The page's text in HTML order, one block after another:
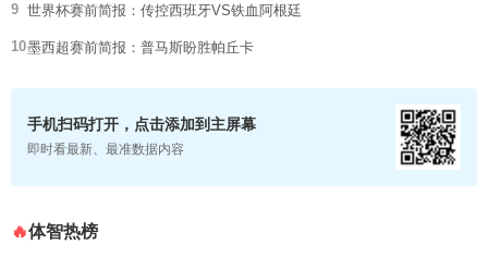
9 世界杯赛前简报：传控西班牙VS铁血阿根廷
10墨西超赛前简报：普马斯盼胜帕丘卡
手机扫码打开，点击添加到主屏幕
即时看最新、最准数据内容
🔥体智热榜